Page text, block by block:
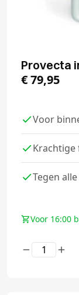
Provecta
€79,95
Voor
Tegen
Voor 16:00